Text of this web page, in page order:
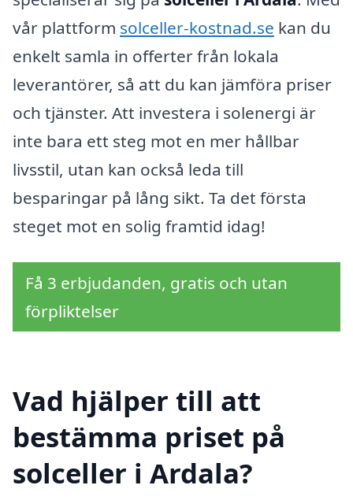
vår plattform solceller-kostnad.se kan du
enkelt samla in offerter från lokala
leverantörer, så att du kan jämföra priser
och tjänster. Att investera i solenergi är
inte bara ett steg mot en mer hållbar
livsstil, utan kan också leda till
besparingar på lång sikt. Ta det första
steget mot en solig framtid idag!
Få 3 erbjudanden, gratis och utan
förpliktelser
Vad hjälper till att
bestämma priset på
solceller i Ardala?